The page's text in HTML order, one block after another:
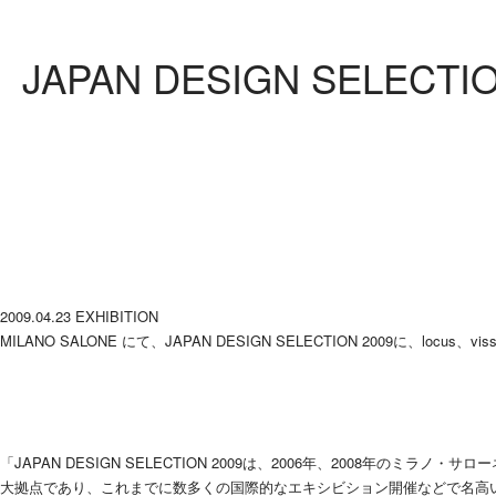
JAPAN DESIGN
2009.04.23 EXHIBITION
MILANO SALONE にて、JAPAN DESIGN SELECTION 2009に、locus、
「JAPAN DESIGN SELECTION 2009は、2006年、2008年のミラノ・サ
大拠点であり、これまでに数多くの国際的なエキシビション開催などで名